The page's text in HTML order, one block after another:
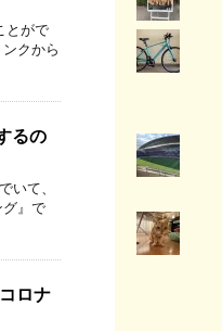
とがで
クから
るの
いて、
グ』で
ロナ